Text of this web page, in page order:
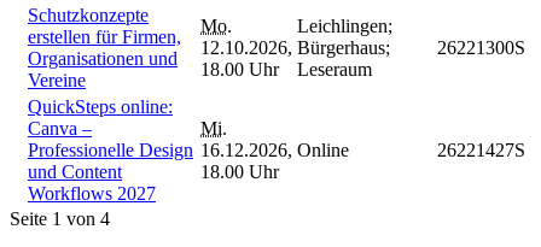
Schutzkonzepte
erstellen für Firmen,
Organisationen und
Vereine
Mo.
12.10.2026,
18.00 Uhr
Leichlingen;
Bürgerhaus;
Leseraum
26221300S
QuickSteps online:
Canva –
Professionelle Design
und Content
Workflows 2027
Mi.
16.12.2026,
18.00 Uhr
Online 26221427S
Seite 1 von 4